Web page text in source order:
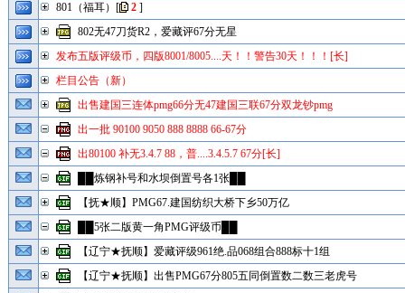
801（福耳） [ 2]
802无47刀货R2，爱藏评67分无星
发布五版评级币，四版8001/8005....天！！警告30天！！！[长]
栏目公告（新）
出售建国三连体pmg66分无47建国三联67分双龙钞pmg
出一批 90100 9050 888 8888 66-67分
出80100 补无3.4.7 88，普....3.4.5.7 67分[长]
██炼钢补号和水坝倒置号各1张██
【抚★顺】PMG67.建国纺织大桥下乡50万亿
██5张二版黄一角PMG评级币██
【辽宁★抚顺】爱藏评级961绝.品068组合888标十1组
【辽宁★抚顺】出售PMG67分805五同倒置数二数三老虎号